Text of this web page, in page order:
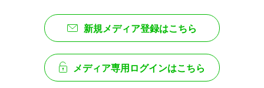
新規メディア登録はこちら
メディア専用ログインはこちら